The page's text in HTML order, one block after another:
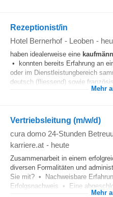
Rezeptionist/in
Hotel Bernerhof - Leoben -
haben idealerweise eine
• konnten bereits Erfahrung an
oder im Dienstleistungbereich
deutsch (fliessend) sowie
Mehr
Vertriebsleitung (m/w/d)
cura domo 24-Stunden
karriere.at - heute
Zusammenarbeit in einem
diversen Formalitäten und
Sie mit? • Nachweisbare
Erfolgsnachweis • Eine
Mehr